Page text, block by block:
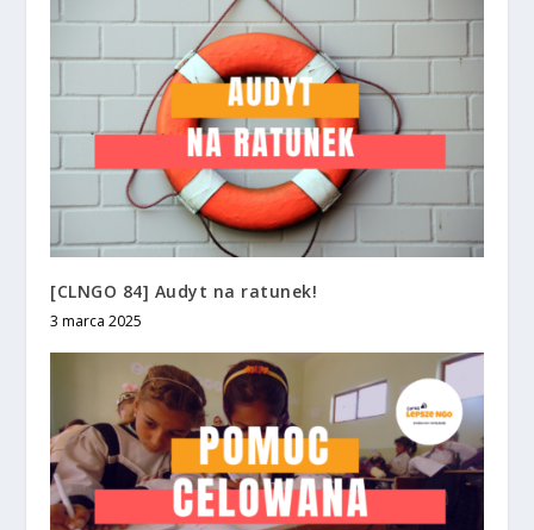
[CLNGO 84] Audyt na ratunek!
3 marca 2025